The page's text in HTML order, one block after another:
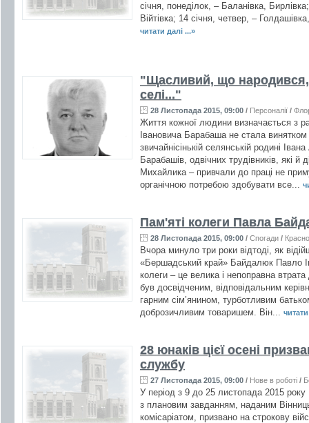
січня, понеділок, – Баланівка,
Війтівка; 14 січня, четвер, –
читати далі ...»
"Щасливий, що
селі..."
28 Листопада 2015, 09:00 / Персоналії /
Життя кожної людини визначається з
Івановича Барабаша не стала винятком
звичайнісінькій селянській родині
Барабашів, одвічних трудівників, які й
Михайлика – привчали до праці не
органічною потребою здобувати все...
Пам'яті колеги Павла
28 Листопада 2015, 09:00 / Спогади /
Вчора минуло три роки відтоді, як
«Бершадський край» Байдалюк Павло
колеги – це велика і непоправна
був досвідченим, відповідальним
гарним сім’янином, турботливим
доброзичливим товаришем. Він...
28 юнаків цієї осені
службу
27 Листопада 2015, 09:00 / Нове в роботі /
У період з 9 до 25 листопада 2015
з плановим завданням, наданим
комісаріатом, призвано на строкову